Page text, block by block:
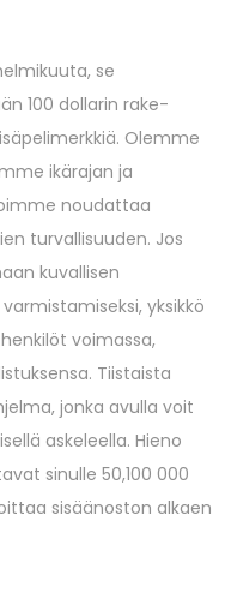
se
100 dollarin rake-
Olemme
ikärajan ja
noudattaa
turvallisuuden. Jos
kuvallisen
yksikkö
voimassa,
Tiistaista
jonka avulla voit
askeleella. Hieno
sinulle 50,100 000
sisäänoston alkaen